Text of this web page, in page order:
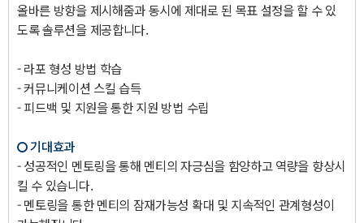
올바른 방향을 제시해줌과 동시에 제대로 된 목표 설정을 할 수 있
도록 솔루션을 제공합니다.
- 라포 형성 방법 학습
- 커뮤니케이션 스킬 습득
- 피드백 및 지원을 통한 지원 방법 수립
기대효과
- 성공적인 멘토링을 통해 멘티의 자긍심을 함양하고 역량을 향상시
킬 수 있습니다.
- 멘토링을 통한 멘티의 잠재가능성 확대 및 지속적인 관계형성이